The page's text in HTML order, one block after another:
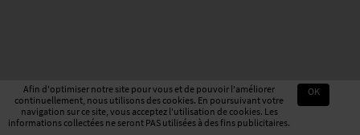
Afin d'optimiser notre site pour vous et de pouvoir l'améliorer
continuellement, nous utilisons des cookies. En poursuivant votre
navigation sur ce site, vous acceptez l'utilisation de cookies. Les
informations collectées ne seront PAS utilisées à des fins publicitaires.
OK